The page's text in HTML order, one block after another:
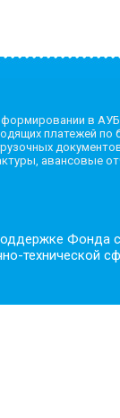
формировании в
платежей по
авансовые
Фонда
технической